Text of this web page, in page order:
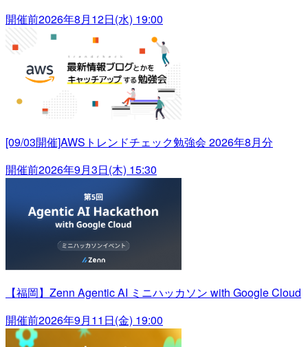
開催前2026年8月12日(水) 19:00
[09/03開催]AWSトレンドチェック勉強会 2026年8月分
開催前2026年9月3日(木) 15:30
【福岡】Zenn Agentic AI ミニハッカソン with Google Cloud
開催前2026年9月11日(金) 19:00